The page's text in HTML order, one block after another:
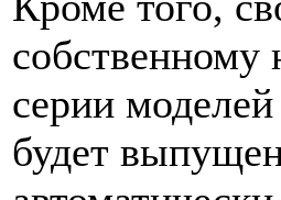
серии
будет